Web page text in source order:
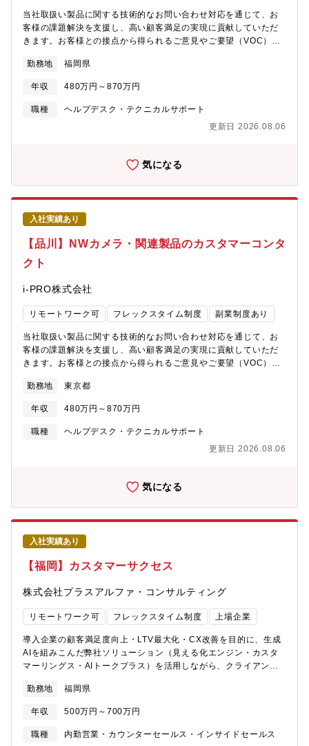
リア形成が可能将来的には、事故対応だけでなく、事故削減施策
の企画・運用など、上流業務へのチャレンジも期待しています。
※無期雇用転換後、正社員の定年は65歳（誕生日月末）【ポジシ
ョンの魅力】・事故対応の「専門家」としてキャリアを築ける・
職種変更なし（地域限定・スペシャリスト職）・保険会社経験者
して関われる当社総合職のような転居を伴う異動はなく、「東京
で腰を据えて、専門性を活かしたい方」に最適なポジションで
険契約数・事故対応件数ともに年々増加しています。お客様によ
事故対応業務の専門チームを段階的に拡充してきましたが、今後
ョナル人材を新たに増員して、体制を一層強化することを決定し
ました。「事故対応の経験を、より専門的に・より本質的に活か
したい」そんな想いをお持ちの方に、ぜひご活躍いただきたいポ
ジションです。
当社取扱い製品に関する技術的なお問い合わせ対応を通じて、お
客様の課題解決を支援し、高い顧客満足の実現に貢献していただ
きます。お客様との接点から得られるご意見やご要望（VOC）を
す。また、チームメンバーや関係部門と連携しながら、継続的な
業務改善活動にも参加いただきます。お客様の課題解決を通じて
直接感謝の声をいただける業務です。お問い合わせ対応、ナレッ
ジ整備、VOC活動を通じて顧客価値向上に貢献するとともに、将
す。▼取り扱い製品例：i-PRO ネットワークカメラ・関連商品
pro.com/products_and_solutions/ja/surveillance/products【求
める人物像】・課題解決に向けて主体的に取り組める方・新しい
技術や製品を積極的に学習できる方【勤務環境・働き方】・基本
出社となります（必要に応じて在宅勤務は相談可）・残業原則ご
ざいません
勤務地 福岡県
年収 480万円～870万円
職種
ヘルプデスク・テクニカルサポート
更新日 2026.08.06
気になる
入社実績あり
【品川】NWカメラ・関連製品のカスタマーコンタ
クト
i-PRO株式会社
リモートワーク可 フレックスタイム制度 副業制度あり
当社取扱い製品に関する技術的なお問い合わせ対応を通じて、お
客様の課題解決を支援し、高い顧客満足の実現に貢献していただ
きます。お客様との接点から得られるご意見やご要望（VOC）を
す。また、チームメンバーや関係部門と連携しながら、継続的な
業務改善活動にも参加いただきます。お客様の課題解決を通じて
直接感謝の声をいただける業務です。お問い合わせ対応、ナレッ
ジ整備、VOC活動を通じて顧客価値向上に貢献するとともに、将
す。▼取り扱い製品例：i-PRO ネットワークカメラ・関連商品
pro.com/products_and_solutions/ja/surveillance/products【求
める人物像】・課題解決に向けて主体的に取り組める方・新しい
技術や製品を積極的に学習できる方【勤務環境・働き方】・基本
出社となります（必要に応じて在宅勤務は相談可）・残業原則ご
ざいません
勤務地 東京都
年収 480万円～870万円
職種
ヘルプデスク・テクニカルサポート
更新日 2026.08.06
気になる
入社実績あり
【福岡】カスタマーサクセス
株式会社プラスアルファ・コンサルティング
リモートワーク可 フレックスタイム制度 上場企業
導入企業の顧客満足度向上・LTV最大化・CX改善を目的に、生成
AIを組みこんだ弊社ソリューション（見える化エンジン・カスタ
マーリングス・AIトークプラス）を活用しながら、クライアント
きます。ツールの活用支援にとどまらず、VOCデータの分析・顧
客インサイトの抽出・CX戦略の立案まで、クライアントの課題に
応じて幅広く関与するポジションです。生成AIを活用した業務改
善・価値創出に関心をお持ちの方も、ぜひご応募ください。■業務
勤務地 福岡県
年収 500万円～700万円
職種
内勤営業・カウンターセールス・インサイドセールス